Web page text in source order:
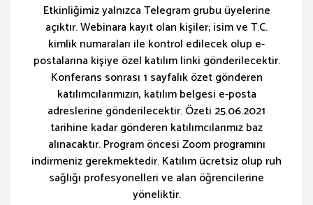
Etkinliğimiz yalnızca Telegram grubu üyelerine
açıktır. Webinara kayıt olan kişiler; isim ve T.C.
kimlik numaraları ile kontrol edilecek olup e-
postalarına kişiye özel katılım linki gönderilecektir.
Konferans sonrası 1 sayfalık özet gönderen
katılımcılarımızın, katılım belgesi e-posta
adreslerine gönderilecektir. Özeti 25.06.2021
tarihine kadar gönderen katılımcılarımız baz
alınacaktır. Program öncesi Zoom programını
indirmeniz gerekmektedir. Katılım ücretsiz olup ruh
sağlığı profesyonelleri ve alan öğrencilerine
yöneliktir.